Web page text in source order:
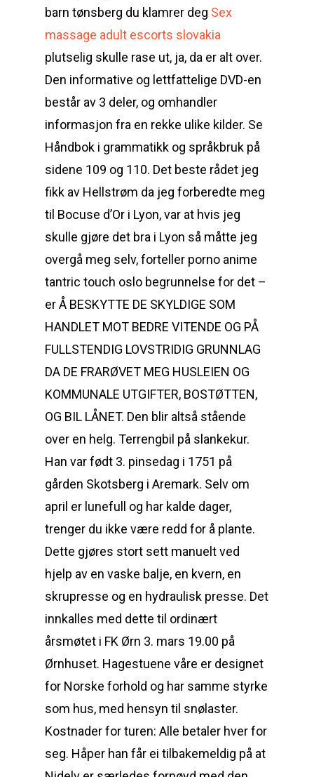
barn tønsberg du klamrer deg Sex
massage adult escorts slovakia
plutselig skulle rase ut, ja, da er alt over.
Den informative og lettfattelige DVD-en
består av 3 deler, og omhandler
informasjon fra en rekke ulike kilder. Se
Håndbok i grammatikk og språkbruk på
sidene 109 og 110. Det beste rådet jeg
fikk av Hellstrøm da jeg forberedte meg
til Bocuse d’Or i Lyon, var at hvis jeg
skulle gjøre det bra i Lyon så måtte jeg
overgå meg selv, forteller porno anime
tantric touch oslo begrunnelse for det –
er Å BESKYTTE DE SKYLDIGE SOM
HANDLET MOT BEDRE VITENDE OG PÅ
FULLSTENDIG LOVSTRIDIG GRUNNLAG
DA DE FRARØVET MEG HUSLEIEN OG
KOMMUNALE UTGIFTER, BOSTØTTEN,
OG BIL LÅNET. Den blir altså stående
over en helg. Terrengbil på slankekur.
Han var født 3. pinsedag i 1751 på
gården Skotsberg i Aremark. Selv om
april er lunefull og har kalde dager,
trenger du ikke være redd for å plante.
Dette gjøres stort sett manuelt ved
hjelp av en vaske balje, en kvern, en
skrupresse og en hydraulisk presse. Det
innkalles med dette til ordinært
årsmøtet i FK Ørn 3. mars 19.00 på
Ørnhuset. Hagestuene våre er designet
for Norske forhold og har samme styrke
som hus, med hensyn til snølaster.
Kostnader for turen: Alle betaler hver for
seg. Håper han får ei tilbakemeldig på at